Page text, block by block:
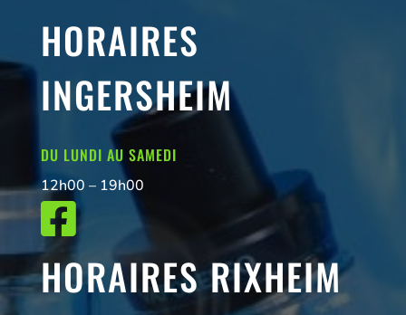
HORAIRES
INGERSHEIM
DU LUNDI AU SAMEDI
12h00 – 19h00

HORAIRES RIXHEIM